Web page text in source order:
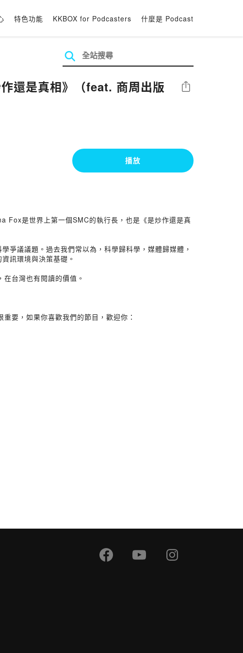
特色功能 KKBOX for Podcasters 什麼是 Podcast
還是真相》（feat. 商周出版
分享
播放
Fox是世界上第一個SMC的執行長，也是《是炒作還是真
爭議議題。過去我們常以為，科學歸科學，媒體歸媒體，
訊環境與決策基礎。
台灣也有閱讀的價值。
要，如果你喜歡我們的節目，歡迎你：